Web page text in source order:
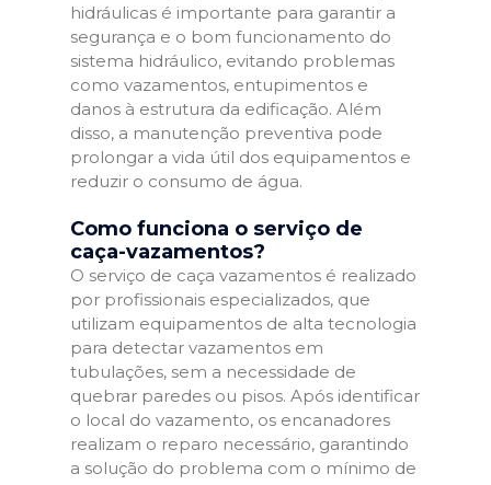
hidráulicas é importante para garantir a
segurança e o bom funcionamento do
sistema hidráulico, evitando problemas
como vazamentos, entupimentos e
danos à estrutura da edificação. Além
disso, a manutenção preventiva pode
prolongar a vida útil dos equipamentos e
reduzir o consumo de água.
Como funciona o serviço de
caça-vazamentos?
O serviço de caça vazamentos é realizado
por profissionais especializados, que
utilizam equipamentos de alta tecnologia
para detectar vazamentos em
tubulações, sem a necessidade de
quebrar paredes ou pisos. Após identificar
o local do vazamento, os encanadores
realizam o reparo necessário, garantindo
a solução do problema com o mínimo de